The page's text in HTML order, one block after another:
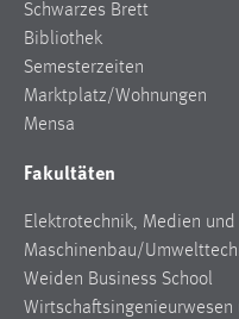
Schwarzes Brett
Bibliothek
Semesterzeiten
Marktplatz/Wohnungen
Mensa
Fakultäten
Elektrotechnik, Medien
Maschinenbau/
Weiden Business School
Wirtschaftsingenieurwesen